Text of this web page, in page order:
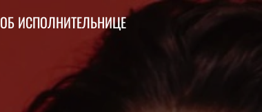
ОБ ИСПОЛНИТЕЛЬНИЦЕ